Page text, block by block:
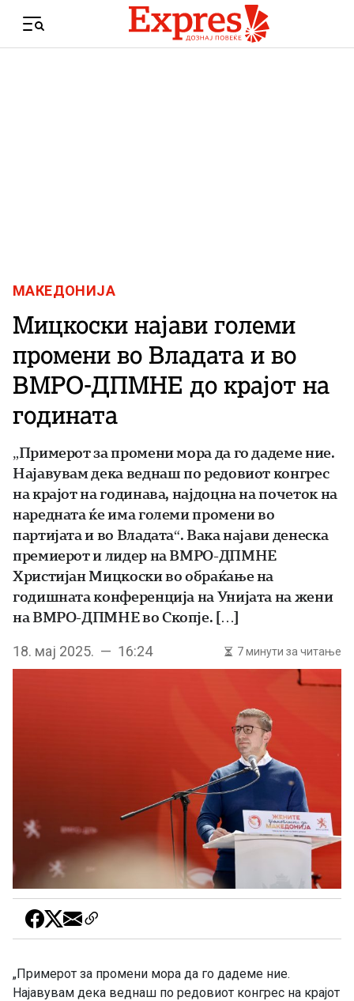
Menu
МАКЕДОНИЈА
Мицкоски најави големи
промени во Владата и во
ВМРО-ДПМНЕ до крајот на
годината
„Примерот за промени мора да го дадеме ние.
Најавувам дека веднаш по редовиот конгрес
на крајот на годинава, најдоцна на почеток на
наредната ќе има големи промени во
партијата и во Владата“. Вака најави денеска
премиерот и лидер на ВМРО-ДПМНЕ
Христијан Мицкоски во обраќање на
годишната конференција на Унијата на жени
на ВМРО-ДПМНЕ во Скопје. […]
18. мај 2025. — 16:24 7 минути за читање
„Примерот за промени мора да го дадеме ние.
Најавувам дека веднаш по редовиот конгрес на крајот